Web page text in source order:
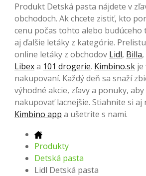
Produkt Detská pasta nájdete v
obchodoch. Ak chcete zistiť, kto
cenu počas tohto alebo budúceho
aj ďalšie letáky z kategórie.
online letáky z obchodov Lidl, Billa,
Libexa 101 drogerie. Kimbino.sk je
nakupovaní. Každý deň sa snaží
výhodné akcie, zľavy a ponuky,
nakupovať lacnejšie. Stiahnite si aj
Kimbino app a ušetrite s nami.
Produkty
Detská pasta
Lidl Detská pasta